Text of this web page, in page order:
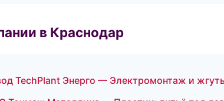
в Краснодар
TechPlant Энерго — Электромонтаж и